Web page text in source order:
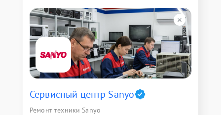
Сервисный центр Sanyo
Ремонт техники Sanyo